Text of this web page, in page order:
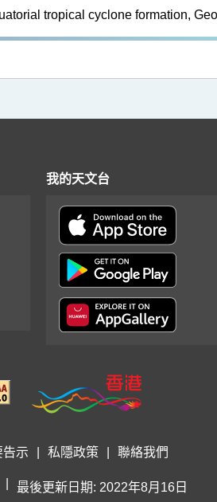
tropical cyclone formation,
我的天文台
告示 私隱政策 聯絡我們
最後更新日期: 2022年8月16日